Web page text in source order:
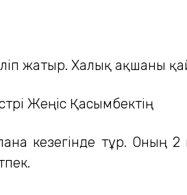
жатыр. Халық ақшаны
Жеңіс Қасымбектің
кезегінде тұр.